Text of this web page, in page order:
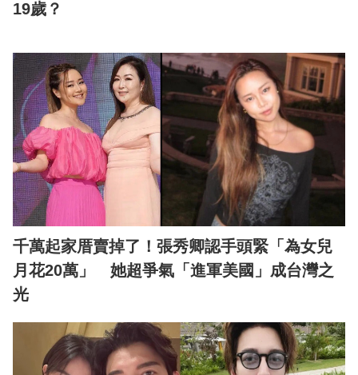
19歲？
千萬起家厝賣掉了！張秀卿認手頭緊「為女兒
月花20萬」 她超爭氣「進軍美國」成台灣之
光